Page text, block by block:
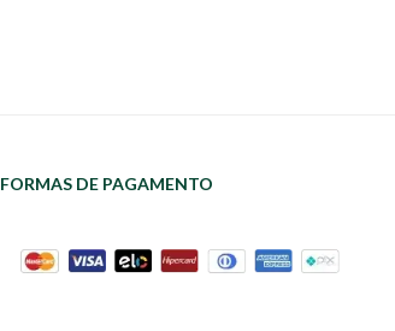
FORMAS DE PAGAMENTO